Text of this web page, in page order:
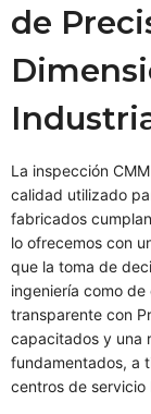
de
La inspección
calidad utilizado
fabricados
lo ofrecemos con
que la toma de
ingeniería como
transparente con
capacitados y una
fundamentados, a
centros de servicio